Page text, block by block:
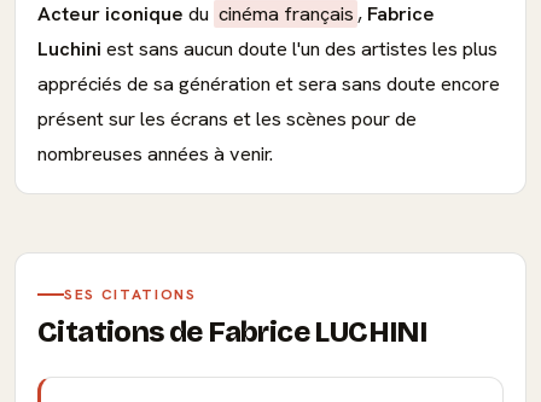
Acteur iconique du cinéma français , Fabrice
Luchini est sans aucun doute l'un des artistes les plus
appréciés de sa génération et sera sans doute encore
présent sur les écrans et les scènes pour de
nombreuses années à venir.
SES CITATIONS
Citations de Fabrice LUCHINI